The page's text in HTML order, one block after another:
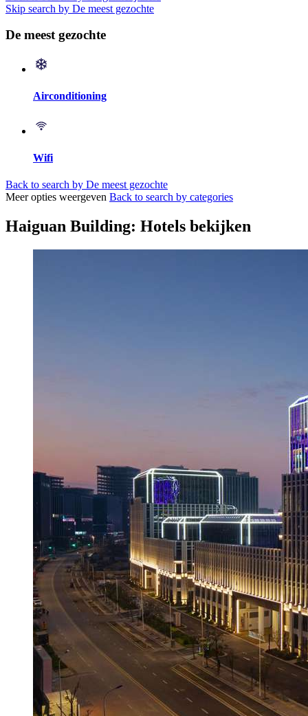
Skip search by De meest gezochte
De meest gezochte
Airconditioning
Wifi
Back to search by De meest gezochte
Meer opties weergeven Back to search by categories
Haiguan Building: Hotels bekijken